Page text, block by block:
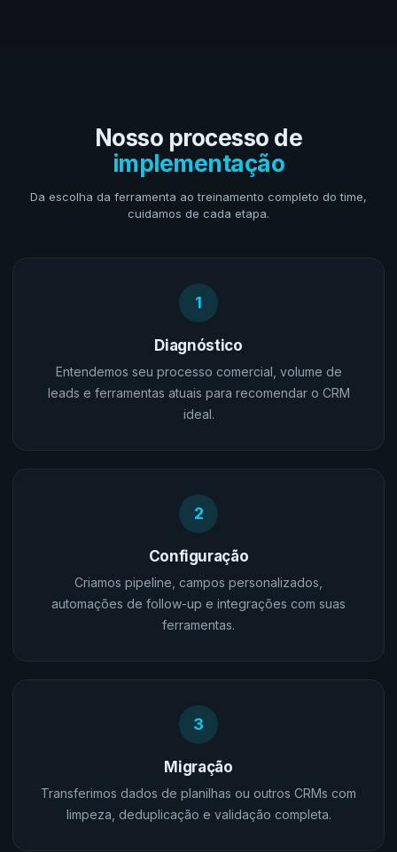
Nosso processo de
implementação
Da escolha da ferramenta ao treinamento completo do time,
cuidamos de cada etapa.
1
Diagnóstico
Entendemos seu processo comercial, volume de
leads e ferramentas atuais para recomendar o CRM
ideal.
2
Configuração
Criamos pipeline, campos personalizados,
automações de follow-up e integrações com suas
ferramentas.
3
Migração
Transferimos dados de planilhas ou outros CRMs com
limpeza, deduplicação e validação completa.